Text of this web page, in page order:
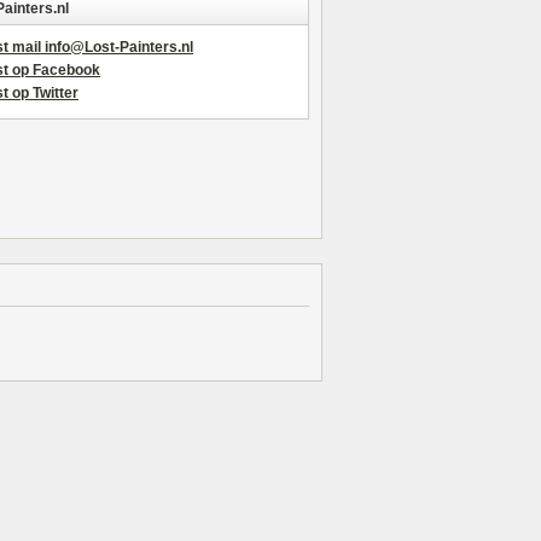
mail info@Lost-Painters.nl
op Facebook
op Twitter